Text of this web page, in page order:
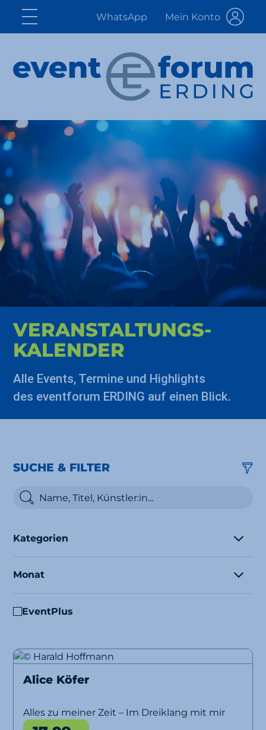
WhatsApp Mein Konto
VERAN­STALTUNGS­
KALENDER
Alle Events, Termine und Highlights
des eventforum ERDING auf einen Blick.
SUCHE & FILTER
Kategorien
Monat
EventPlus
Alice Köfer
Alles zu meiner Zeit – Im Dreiklang mit mir
selbst